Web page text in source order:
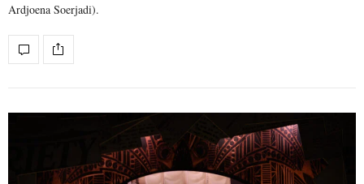
Ardjoena Soerjadi).